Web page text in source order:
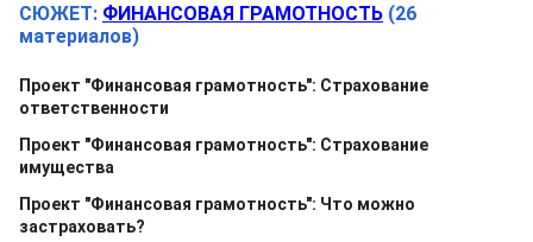
СЮЖЕТ: ФИНАНСОВАЯ ГРАМОТНОСТЬ (26
материалов)
Проект "Финансовая грамотность": Страхование
ответственности
Проект "Финансовая грамотность": Страхование
имущества
Проект "Финансовая грамотность": Что можно
застраховать?